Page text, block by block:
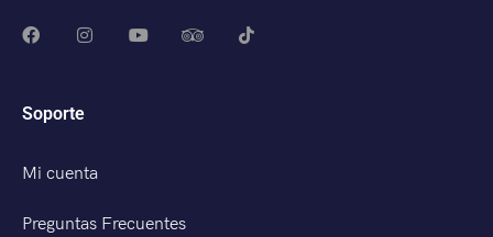
Soporte
Mi cuenta
Preguntas Frecuentes